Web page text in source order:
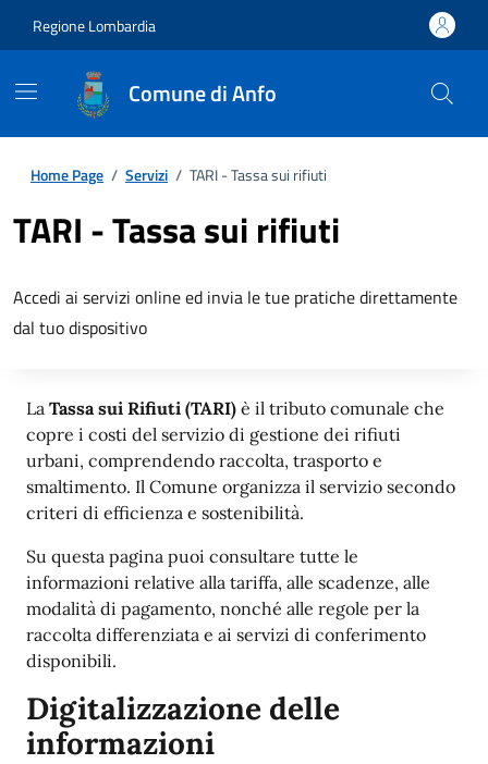
Regione Lombardia
Comune di Anfo
Home Page / Servizi / TARI - Tassa sui rifiuti
TARI - Tassa sui rifiuti
Accedi ai servizi online ed invia le tue pratiche direttamente
dal tuo dispositivo
La Tassa sui Rifiuti (TARI) è il tributo comunale che
copre i costi del servizio di gestione dei rifiuti
urbani, comprendendo raccolta, trasporto e
smaltimento. Il Comune organizza il servizio secondo
criteri di efficienza e sostenibilità.
Su questa pagina puoi consultare tutte le
informazioni relative alla tariffa, alle scadenze, alle
modalità di pagamento, nonché alle regole per la
raccolta differenziata e ai servizi di conferimento
disponibili.
Digitalizzazione delle
informazioni